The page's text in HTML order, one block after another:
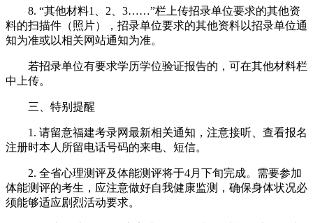
8. “其他材料1、2、3……”栏上传招录单位要求的其他资
料的扫描件（照片），招录单位要求的其他资料以招录单位通
知为准或以相关网站通知为准。
若招录单位有要求学历学位验证报告的，可在其他材料栏
中上传。
三、特别提醒
1. 请留意福建考录网最新相关通知，注意接听、查看报名
注册时本人所留电话号码的来电、短信。
2. 全省心理测评及体能测评将于4月下旬完成。需要参加
体能测评的考生，应注意做好自我健康监测，确保身体状况必
须能够适应剧烈活动要求。